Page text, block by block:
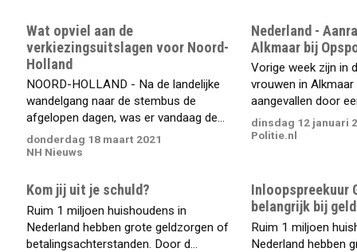
Wat opviel aan de
verkiezingsuitslagen voor Noord-
Holland
NOORD-HOLLAND - Na de landelijke
wandelgang naar de stembus de
afgelopen dagen, was er vandaag de...
donderdag 18 maart 2021
NH Nieuws
Nederland -
Alkmaar bij
Vorige week zijn in
vrouwen in
aangevallen door
dinsdag 12 januari
Politie.nl
Kom jij uit je schuld?
Ruim 1 miljoen huishoudens in
Nederland hebben grote geldzorgen of
betalingsachterstanden. Door d...
Inloopspreekuur
belangrijk bij
Ruim 1 miljoen
Nederland hebben